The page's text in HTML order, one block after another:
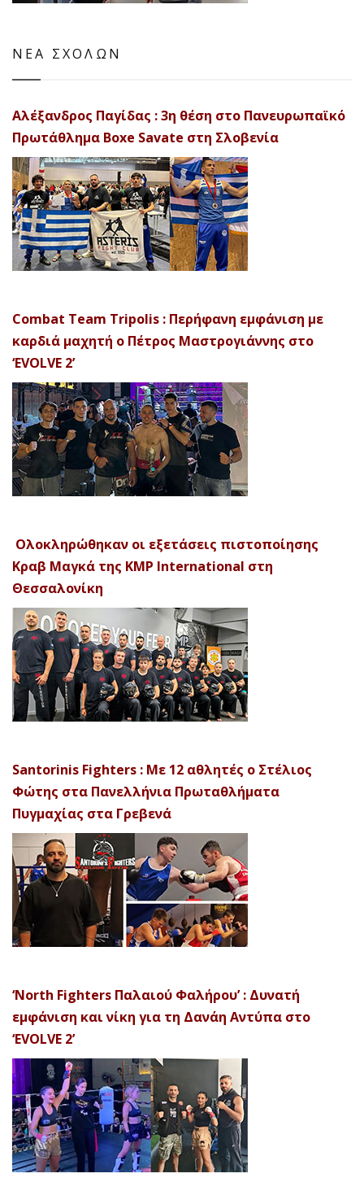
ΝΕΑ ΣΧΟΛΩΝ
Αλέξανδρος Παγίδας : 3η θέση στο Πανευρωπαϊκό
Πρωτάθλημα Boxe Savate στη Σλοβενία
Combat Team Tripolis : Περήφανη εμφάνιση με
καρδιά μαχητή ο Πέτρος Μαστρογιάννης στο
‘EVOLVE 2’
Ολοκληρώθηκαν οι εξετάσεις πιστοποίησης
Κραβ Μαγκά της KMP International στη
Θεσσαλονίκη
Santorinis Fighters : Με 12 αθλητές ο Στέλιος
Φώτης στα Πανελλήνια Πρωταθλήματα
Πυγμαχίας στα Γρεβενά
‘North Fighters Παλαιού Φαλήρου’ : Δυνατή
εμφάνιση και νίκη για τη Δανάη Αντύπα στο
‘EVOLVE 2’